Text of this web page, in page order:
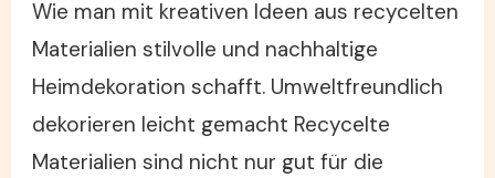
Wie man mit kreativen Ideen aus recycelten
Materialien stilvolle und nachhaltige
Heimdekoration schafft. Umweltfreundlich
dekorieren leicht gemacht Recycelte
Materialien sind nicht nur gut für die